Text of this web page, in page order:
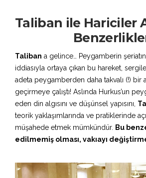
Taliban ile Hariciler
Taliban a gelince… Peygamberin
iddiasıyla ortaya çıkan bu hareket,
adeta peygamberden daha takvalı (!) bir
geçirmeye çalıştı! Aslında Hurkus’un
eden din algısını ve düşünsel yapısını,
teorik yaklaşımlarında ve pratiklerinde
müşahede etmek mümkündür. Bu
edilmemiş olması, vakıayı